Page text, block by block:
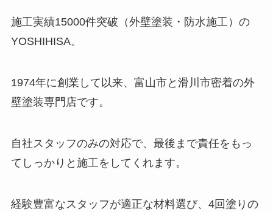
施工実績15000件突破（外壁塗装・防水施工）の
YOSHIHISA。
1974年に創業して以来、富山市と滑川市密着の外
壁塗装専門店です。
自社スタッフのみの対応で、最後まで責任をもっ
てしっかりと施工をしてくれます。
経験豊富なスタッフが適正な材料選び、4回塗りの